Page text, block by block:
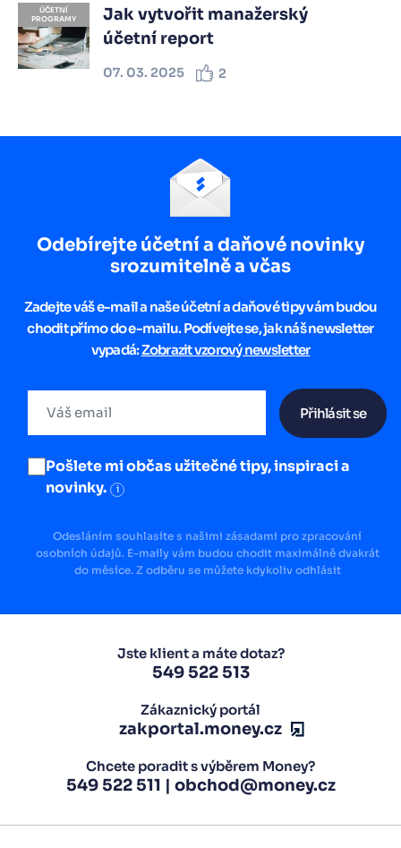
ÚČETNÍ
PROGRAMY
Jak vytvořit manažerský
účetní report
07. 03. 2025 2
Odebírejte účetní a daňové novinky
srozumitelně a včas
Zadejte váš e-mail a naše účetní a daňové tipy vám budou
chodit přímo do e-mailu. Podívejte se, jak náš newsletter
vypadá:Zobrazit vzorový newsletter
Přihlásit se
Pošlete mi občas užitečné tipy, inspiraci a
novinky.
i
Odesláním souhlasíte s našimi zásadami pro zpracování
osobních údajů. E-maily vám budou chodit maximálně dvakrát
do měsíce. Z odběru se můžete kdykoliv odhlásit
Jste klient a máte dotaz?
549 522 513
Zákaznický portál
zakportal.money.cz
Chcete poradit s výběrem Money?
549 522 511 | obchod@money.cz